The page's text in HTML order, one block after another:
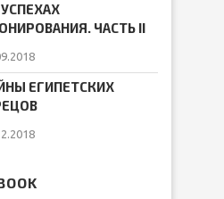
ЧАСТЬ II
ЕГИПЕТСКИХ